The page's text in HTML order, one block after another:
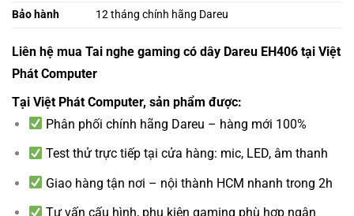
Bảo hành
12 tháng chính hãng Dareu
Liên hệ mua Tai nghe gaming có dây Dareu EH406 tại Việt
Phát Computer
Tại Việt Phát Computer, sản phẩm được:
Phân phối chính hãng Dareu – hàng mới 100%
Test thử trực tiếp tại cửa hàng: mic, LED, âm thanh
Giao hàng tận nơi – nội thành HCM nhanh trong 2h
Tư vấn cấu hình, phụ kiện gaming phù hợp ngân